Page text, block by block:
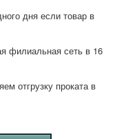
дня если товар в
филиальная сеть в 16
отгрузку проката в